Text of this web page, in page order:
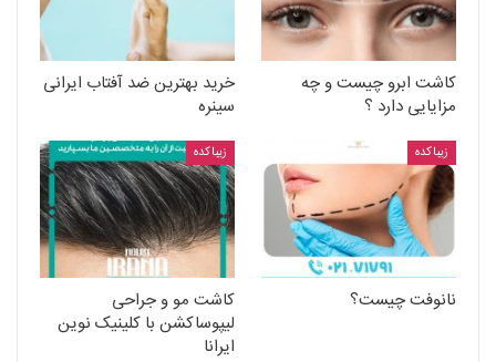
کاشت ابرو چیست و چه
مزایایی دارد ؟
خرید بهترین ضد آفتاب ایرانی
سینره
زیباکده
نانوفت چیست؟
زیباکده
کاشت مو و جراحی
لیپوساکشن با کلینیک نوین
ایرانا